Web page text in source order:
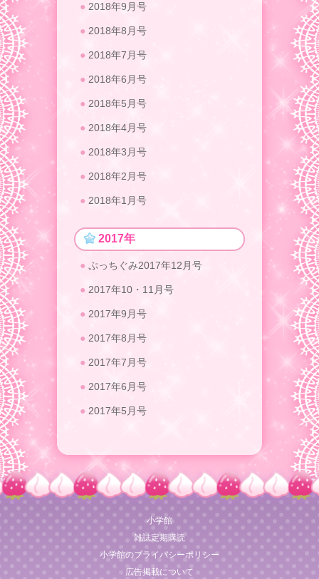
2018年9月号
2018年8月号
2018年7月号
2018年6月号
2018年5月号
2018年4月号
2018年3月号
2018年2月号
2018年1月号
2017年
ぷっちぐみ2017年12月号
2017年10・11月号
2017年9月号
2017年8月号
2017年7月号
2017年6月号
2017年5月号
小学館
雑誌定期購読
小学館のプライバシーポリシー
広告掲載について